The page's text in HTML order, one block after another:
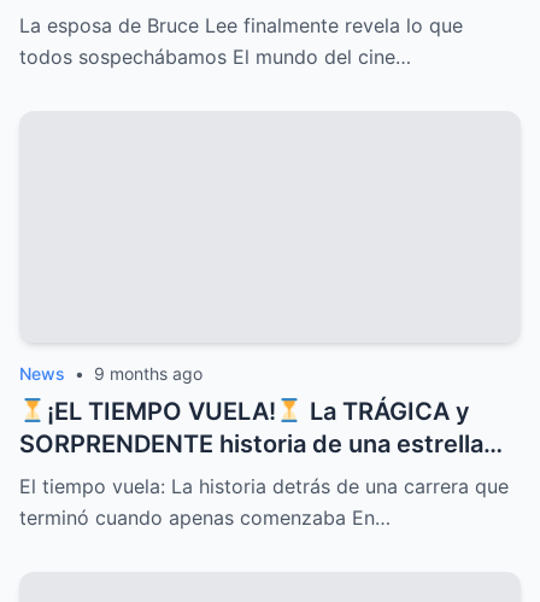
rompe el silencio y revela lo que todos
sospechábamos: secretos ocultos,
La esposa de Bruce Lee finalmente revela lo que
todos sospechábamos El mundo del cine…
News • 9 months ago
¡EL TIEMPO VUELA!
La TRÁGICA y
SORPRENDENTE historia de una estrella
que CONQUISTÓ corazones con sus
canciones pero cuyo DESTINO inesperado
El tiempo vuela: La historia detrás de una carrera que
terminó cuando apenas comenzaba En…